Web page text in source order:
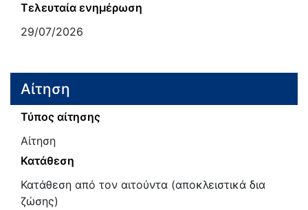
Τελευταία ενημέρωση
29/07/2026
Αίτηση
Τύπος αίτησης
Αίτηση
Κατάθεση
Κατάθεση από τον αιτούντα (αποκλειστικά δια
ζώσης)